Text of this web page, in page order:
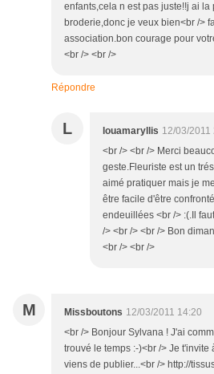
enfants,cela n est pas juste!!j ai la
broderie,donc je veux bien<br />
association.bon courage pour
<br /> <br />
Répondre
L louamaryllis 12/03/2011
<br /> <br /> Merci
geste.Fleuriste est un
aimé pratiquer mais je
être facile d'être
endeuillées <br /> :(.Il
/> <br /> <br /> Bon
<br /> <br />
M Missboutons 12/03/2011 14:20
<br /> Bonjour Sylvana ! J'ai
trouvé le temps :-)<br /> Je
viens de publier...<br /> http://